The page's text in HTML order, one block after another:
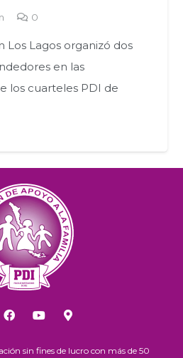
0
Los Lagos organizó dos
en las
los cuarteles PDI de
sin fines de lucro con más de 50